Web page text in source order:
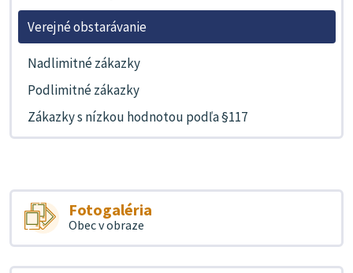
Verejné obstarávanie
Nadlimitné zákazky
Podlimitné zákazky
Zákazky s nízkou hodnotou podľa §117
Fotogaléria
Obec v obraze